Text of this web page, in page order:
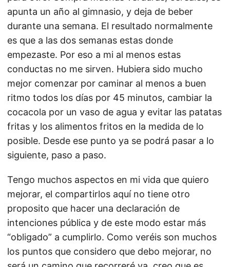
apunta un año al gimnasio, y deja de beber
durante una semana. El resultado normalmente
es que a las dos semanas estas donde
empezaste. Por eso a mi al menos estas
conductas no me sirven. Hubiera sido mucho
mejor comenzar por caminar al menos a buen
ritmo todos los días por 45 minutos, cambiar la
cocacola por un vaso de agua y evitar las patatas
fritas y los alimentos fritos en la medida de lo
posible. Desde ese punto ya se podrá pasar a lo
siguiente, paso a paso.
Tengo muchos aspectos en mi vida que quiero
mejorar, el compartirlos aquí no tiene otro
proposito que hacer una declaración de
intenciones pública y de este modo estar más
“obligado” a cumplirlo. Como veréis son muchos
los puntos que considero que debo mejorar, no